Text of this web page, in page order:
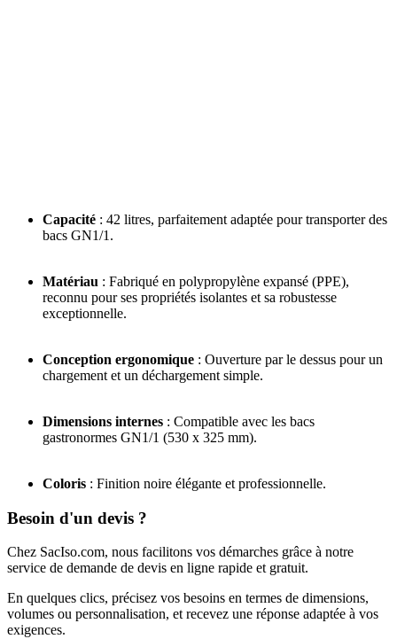
Capacité : 42 litres, parfaitement adaptée pour transporter des
bacs GN1/1.
Matériau : Fabriqué en polypropylène expansé (PPE),
reconnu pour ses propriétés isolantes et sa robustesse
exceptionnelle.
Conception ergonomique : Ouverture par le dessus pour un
chargement et un déchargement simple.
Dimensions internes : Compatible avec les bacs
gastronormes GN1/1 (530 x 325 mm).
Coloris : Finition noire élégante et professionnelle.
Besoin d'un devis ?
Chez SacIso.com, nous facilitons vos démarches grâce à notre
service de demande de devis en ligne rapide et gratuit.
En quelques clics, précisez vos besoins en termes de dimensions,
volumes ou personnalisation, et recevez une réponse adaptée à vos
exigences.